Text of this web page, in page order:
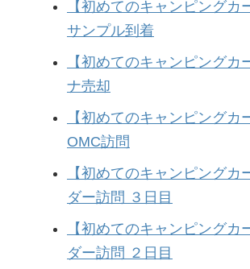
【初めてのキャンピングカ
サンプル到着
【初めてのキャンピングカ
ナ売却
【初めてのキャンピングカ
OMC訪問
【初めてのキャンピングカ
ダー訪問 ３日目
【初めてのキャンピングカ
ダー訪問 ２日目